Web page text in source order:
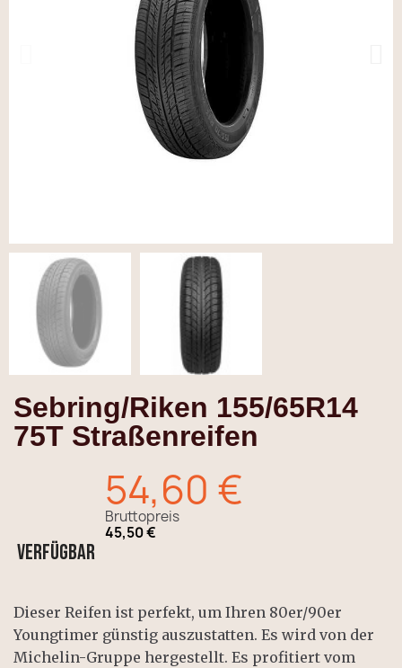
Sebring/Riken 155/65R14
75T Straßenreifen
54,60 €
Bruttopreis
45,50 €
Verfügbar
Dieser Reifen ist perfekt, um Ihren 80er/90er
Youngtimer günstig auszustatten. Es wird von der
Michelin-Gruppe hergestellt. Es profitiert vom